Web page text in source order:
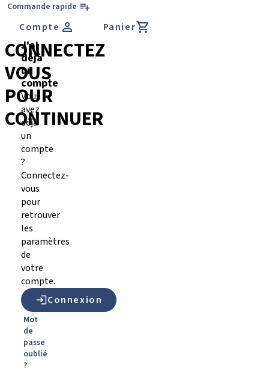
Commande rapide
Compte Panier
CONNECTEZ
VOUS
POUR
CONTINUER
J'ai
déjà
un
compte
Vous
avez
déjà
un
compte
?
Connectez-
vous
pour
retrouver
les
paramètres
de
votre
compte.
Connexion
Mot
de
passe
oublié
?